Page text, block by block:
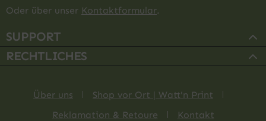
Oder über unser Kontaktformular.
SUPPORT
RECHTLICHES
Über uns
Shop vor Ort | Watt'n Print
Reklamation & Retoure
Kontakt